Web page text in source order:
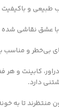
و باکیفیت
عشق نقاشی شده
بی‌خطر و مناسب
کابینت و
دارد.
تا به